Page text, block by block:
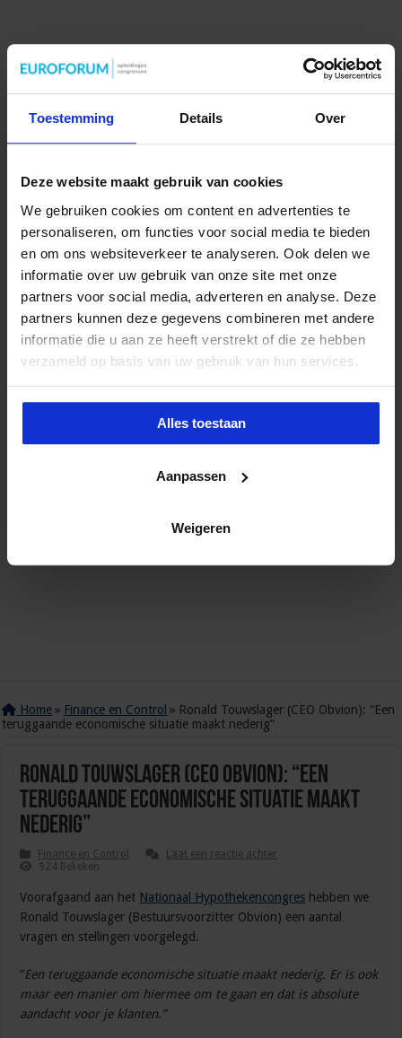
Toestemming Details Over
Deze website maakt gebruik van cookies
We gebruiken cookies om content en advertenties te
personaliseren, om functies voor social media te bieden
en om ons websiteverkeer te analyseren. Ook delen we
informatie over uw gebruik van onze site met onze
partners voor social media, adverteren en analyse. Deze
partners kunnen deze gegevens combineren met andere
informatie die u aan ze heeft verstrekt of die ze hebben
verzameld op basis van uw gebruik van hun services.
Alles toestaan
Aanpassen
Weigeren
Home » Finance en Control » Ronald Touwslager (CEO Obvion): “Een
teruggaande economische situatie maakt nederig”
Ronald Touwslager (CEO Obvion): “Een
teruggaande economische situatie maakt
nederig”
Finance en Control
Laat een reactie achter
924 Bekeken
Voorafgaand aan het Nationaal Hypothekencongres hebben we
Ronald Touwslager (Bestuursvoorzitter Obvion) een aantal
vragen en stellingen voorgelegd.
“Een teruggaande economische situatie maakt nederig. Er is ook
maar een manier om hiermee om te gaan en dat is absolute
aandacht voor je klanten.”